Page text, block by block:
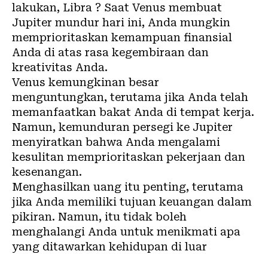
lakukan, Libra ? Saat Venus membuat
Jupiter mundur hari ini, Anda mungkin
memprioritaskan kemampuan finansial
Anda di atas rasa kegembiraan dan
kreativitas Anda.
Venus kemungkinan besar
menguntungkan, terutama jika Anda telah
memanfaatkan bakat Anda di tempat kerja.
Namun, kemunduran persegi ke Jupiter
menyiratkan bahwa Anda mengalami
kesulitan memprioritaskan pekerjaan dan
kesenangan.
Menghasilkan uang itu penting, terutama
jika Anda memiliki tujuan keuangan dalam
pikiran. Namun, itu tidak boleh
menghalangi Anda untuk menikmati apa
yang ditawarkan kehidupan di luar